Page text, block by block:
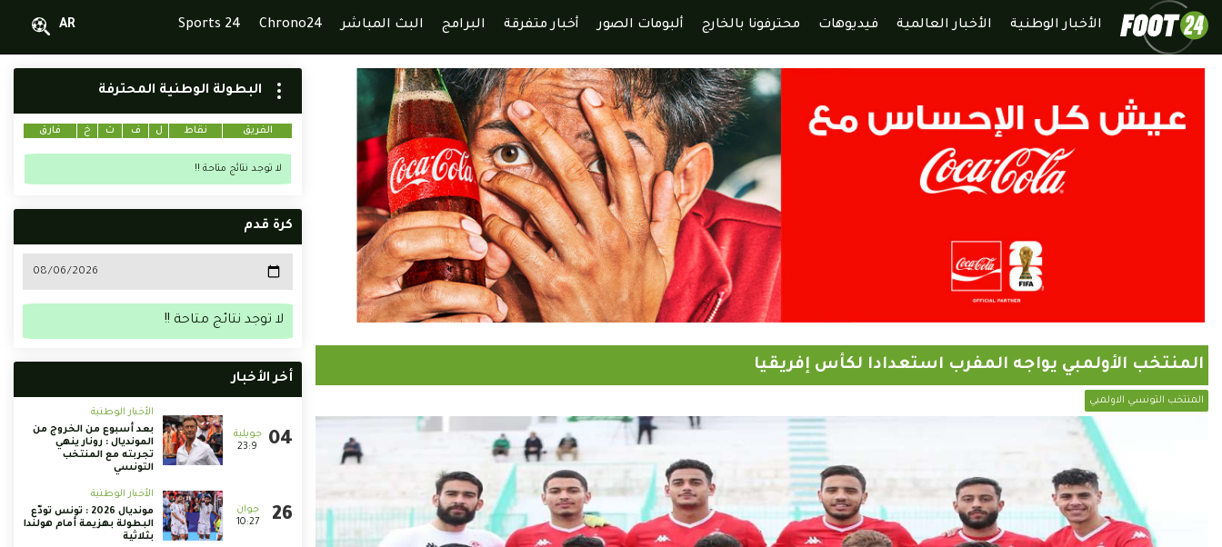
الأخبار الوطنية الأخبار العالمية فيديوهات محترفونا بالخارج ألبومات الصور أخبار متفرقة البرامج البث المباشر Chrono24
Sports 24
AR
المنتخب الأولمبي يواجه المفرب استعدادا لكأس إفريقيا
المنتخب التونسي الاولمبي
البطولة الوطنية المحترفة
الفريق نقاط ل ف ت خ فارق
لا توجد نتائج متاحة !!
كرة قدم
لا توجد نتائج متاحة !!
أخر الأخبار
23:9
الأخبار الوطنية
بعد أسبوع من الخروج من
المونديال : رونار ينهي
تجربته مع المنتخب
التونسي
10:27
الأخبار الوطنية
مونديال 2026 : تونس تودّع
البطولة بهزيمة أمام هولندا
بثلاثية